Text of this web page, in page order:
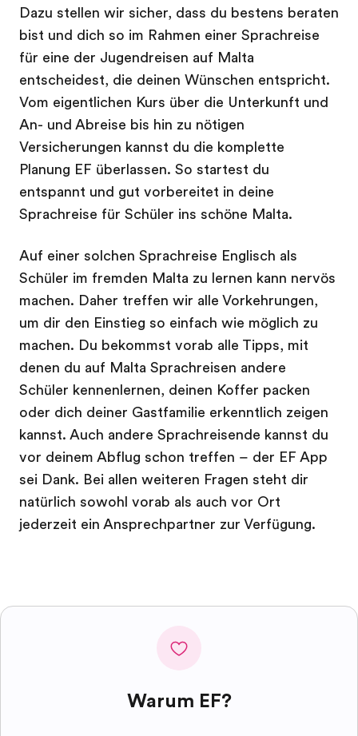
Dazu stellen wir sicher, dass du bestens beraten
bist und dich so im Rahmen einer Sprachreise
für eine der Jugendreisen auf Malta
entscheidest, die deinen Wünschen entspricht.
Vom eigentlichen Kurs über die Unterkunft und
An- und Abreise bis hin zu nötigen
Versicherungen kannst du die komplette
Planung EF überlassen. So startest du
entspannt und gut vorbereitet in deine
Sprachreise für Schüler ins schöne Malta.
Auf einer solchen Sprachreise Englisch als
Schüler im fremden Malta zu lernen kann nervös
machen. Daher treffen wir alle Vorkehrungen,
um dir den Einstieg so einfach wie möglich zu
machen. Du bekommst vorab alle Tipps, mit
denen du auf Malta Sprachreisen andere
Schüler kennenlernen, deinen Koffer packen
oder dich deiner Gastfamilie erkenntlich zeigen
kannst. Auch andere Sprachreisende kannst du
vor deinem Abflug schon treffen – der EF App
sei Dank. Bei allen weiteren Fragen steht dir
natürlich sowohl vorab als auch vor Ort
jederzeit ein Ansprechpartner zur Verfügung.
Warum EF?